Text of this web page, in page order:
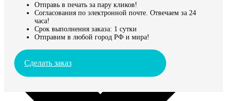
Отправь в печать за пару кликов!
Согласования по электронной почте. Отвечаем за 24
часа!
Срок выполнения заказа: 1 сутки
Отправим в любой город РФ и мира!
Сделать заказ